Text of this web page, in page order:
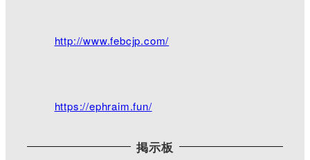
脇町キリスト教会@WakimachiChurch
車場奥には枝垂れ桜が少しずつ咲き始めました。
https://www.facebook.com/pages/category/Religious
http://www.febcjp.com/
https://ephraim.fun/
掲示板